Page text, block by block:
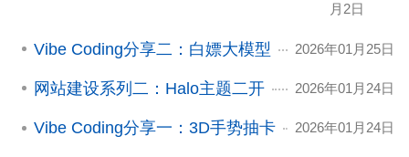
月2日
Vibe Coding分享二：白嫖大模型 2026年01月25日
网站建设系列二：Halo主题二开 2026年01月24日
Vibe Coding分享一：3D手势抽卡 2026年01月24日